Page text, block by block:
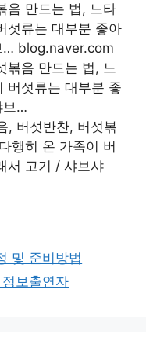
음 만드는 법, 느타
섯류는 대부분 좋아
… blog.naver.com
볶음 만드는 법, 느
버섯류는 대부분 좋
브…
, 버섯반찬, 버섯볶
행히 온 가족이 버
서 고기 / 샤브샤
및 준비방법
보출연자